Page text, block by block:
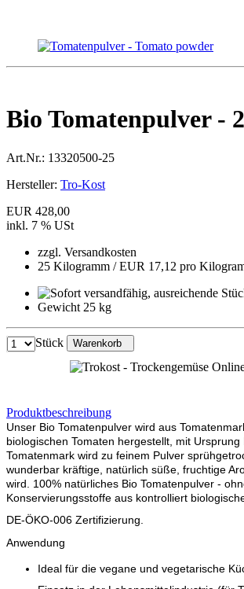
Bio Tomatenpulver -
Art.Nr.: 13320500-25
Hersteller: Tro-Kost
EUR 428,00
inkl. 7 % USt
zzgl. Versandkosten
25 Kilogramm / EUR 17,12 pro
Gewicht 25 kg
Stück Warenkorb
Produktbeschreibung
Unser Bio Tomatenpulver wird aus
biologischen Tomaten hergestellt, mit Ursprung
Tomatenmark wird zu feinem Pulver
wunderbar kräftige, natürlich süße, fruchtige
wird. 100% natürliches Bio Tomatenpulver -
Konservierungsstoffe aus kontrolliert
DE-ÖKO-006 Zertifizierung.
Anwendung
Ideal für die vegane und vegetarische